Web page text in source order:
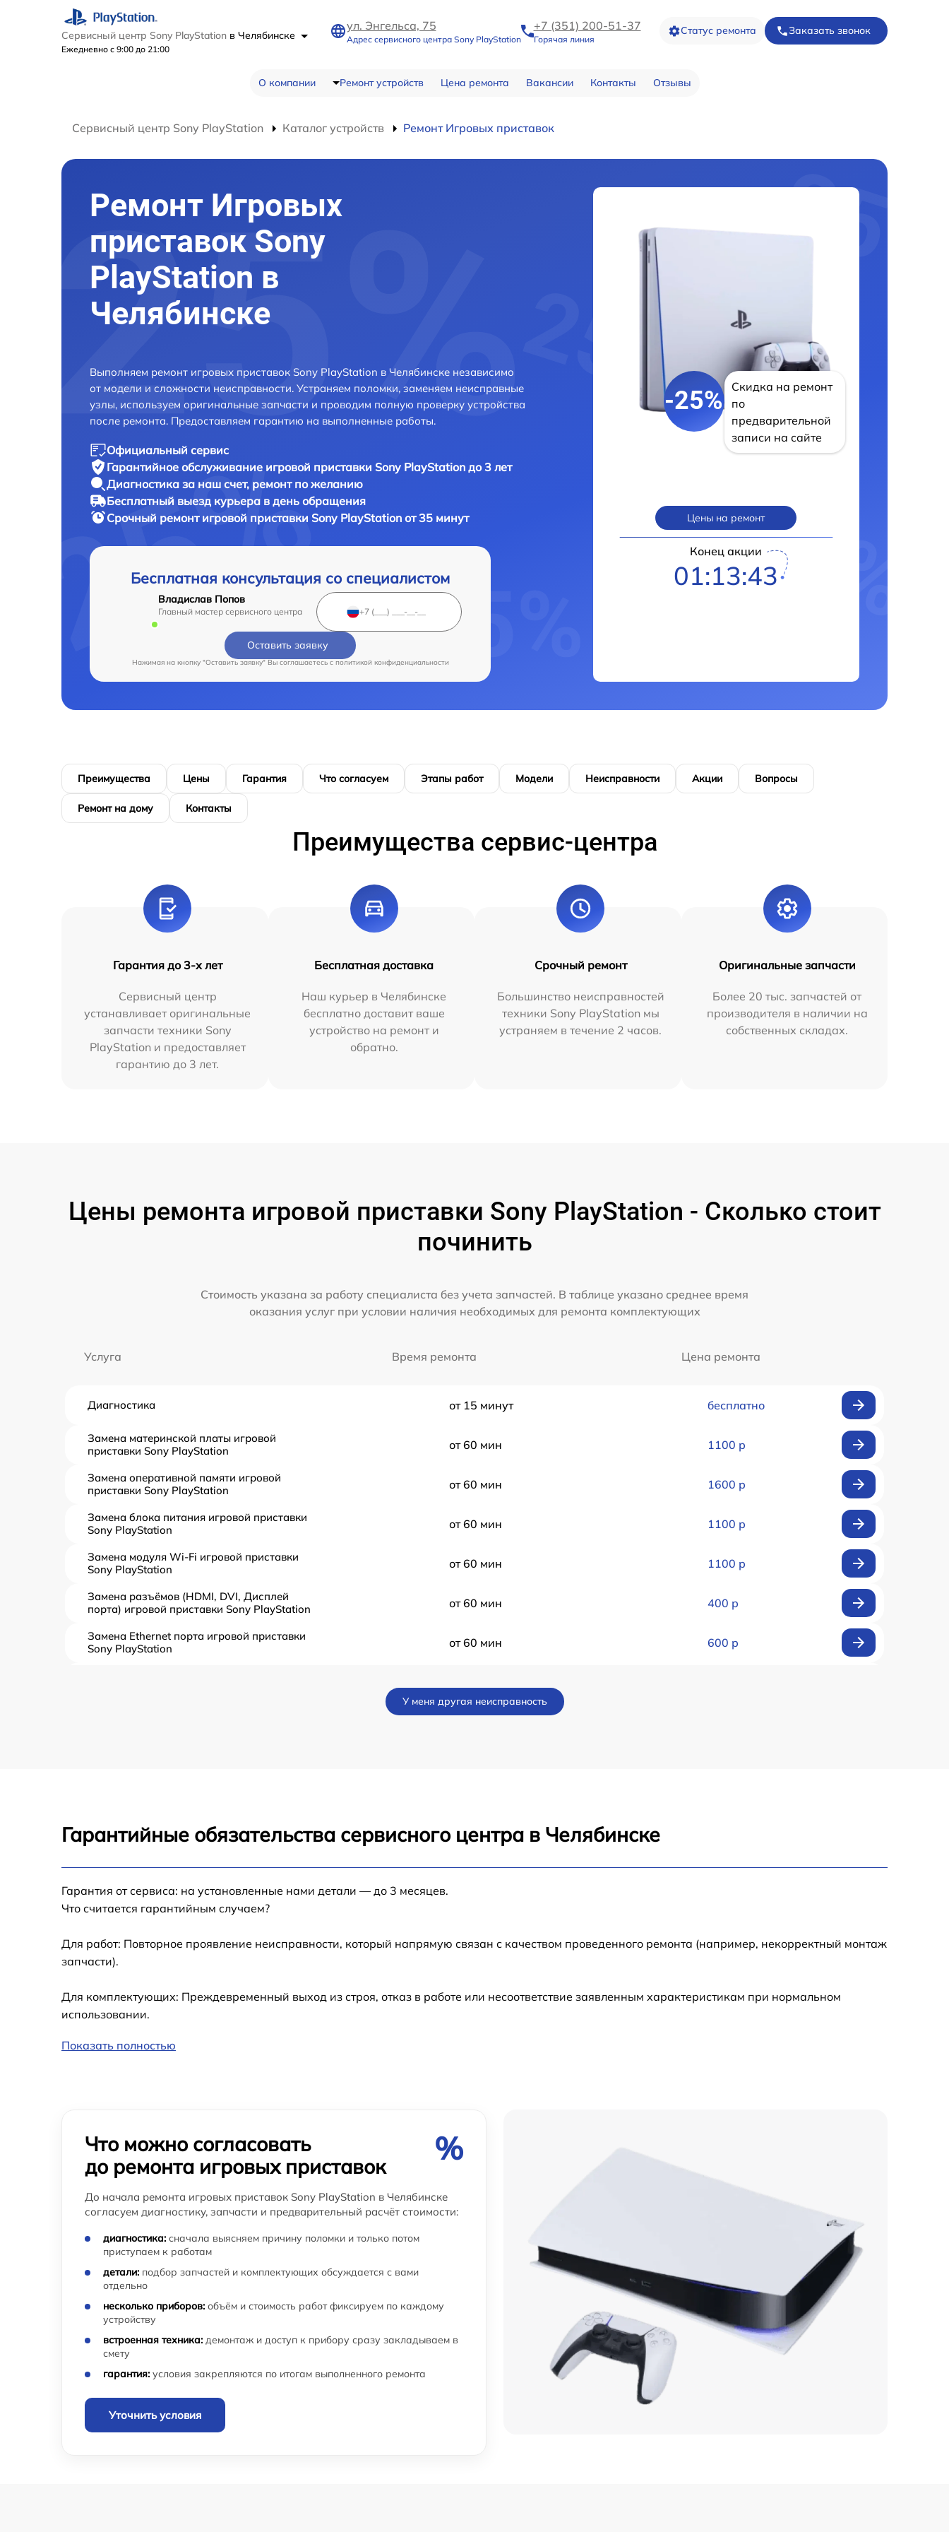
Сервисный центр Sony PlayStation в Челябинске
Ежедневно с 9:00 до 21:00
ул. Энгельса, 75
Адрес сервисного центра Sony PlayStation
+7 (351) 200-51-37
Горячая линия
Статус ремонта Заказать звонок
О компании Ремонт устройств Цена ремонта Вакансии Контакты Отзывы
Сервисный центр Sony PlayStation Каталог устройств Ремонт Игровых приставок
Ремонт Игровых
приставок Sony
PlayStation в
Челябинске
Выполняем ремонт игровых приставок Sony PlayStation в Челябинске независимо
от модели и сложности неисправности. Устраняем поломки, заменяем неисправные
узлы, используем оригинальные запчасти и проводим полную проверку устройства
после ремонта. Предоставляем гарантию на выполненные работы.
Официальный сервис
Гарантийное обслуживание игровой приставки Sony PlayStation до 3 лет
Диагностика за наш счет, ремонт по желанию
Бесплатный выезд курьера в день обращения
Срочный ремонт игровой приставки Sony PlayStation от 35 минут
Бесплатная консультация со специалистом
Владислав Попов
Главный мастер сервисного центра
Оставить заявку
Нажимая на кнопку "Оставить заявку" Вы соглашаетесь cполитикой конфиденциальности
-25%
Скидка на ремонт
по
предварительной
записи на сайте
Цены на ремонт
Конец акции
01:13:42
Преимущества Цены Гарантия Что согласуем Этапы работ Модели Неисправности Акции Вопросы
Ремонт на дому Контакты
Преимущества сервис-центра
Гарантия до 3-х лет
Сервисный центр
устанавливает оригинальные
запчасти техники Sony
PlayStation и предоставляет
гарантию до 3 лет.
Бесплатная доставка
Наш курьер в Челябинске
бесплатно доставит ваше
устройство на ремонт и
обратно.
Срочный ремонт
Большинство неисправностей
техники Sony PlayStation мы
устраняем в течение 2 часов.
Оригинальные запчасти
Более 20 тыс. запчастей от
производителя в наличии на
собственных складах.
Цены ремонта игровой приставки Sony PlayStation - Сколько стоит
починить
Стоимость указана за работу специалиста без учета запчастей. В таблице указано среднее время
оказания услуг при условии наличия необходимых для ремонта комплектующих
Услуга Время ремонта Цена ремонта
Диагностика от 15 минут бесплатно
Замена материнской платы игровой
приставки Sony PlayStation
от 60 мин 1100 р
Замена оперативной памяти игровой
приставки Sony PlayStation
от 60 мин 1600 р
Замена блока питания игровой приставки
Sony PlayStation
от 60 мин 1100 р
Замена модуля Wi-Fi игровой приставки
Sony PlayStation
от 60 мин 1100 р
Замена разъёмов (HDMI, DVI, Дисплей
порта) игровой приставки Sony PlayStation
от 60 мин 400 р
Замена Ethernet порта игровой приставки
Sony PlayStation
от 60 мин 600 р
Замена системы охлаждения игровой
приставки Sony PlayStation
от 60 мин
PlayStation
Замена SSD игровой приставки Sony
Замена Bluetooth игровой приставки Sony
PlayStation
Замена считывающей головки игровой
приставки Sony PlayStation
от 60 мин 950 р
Sony PlayStation
У меня другая неисправность
Гарантийные обязательства сервисного центра в Челябинске
Гарантия от сервиса: на установленные нами детали — до 3 месяцев.
Что считается гарантийным случаем?
Для работ: Повторное проявление неисправности, который напрямую связан с качеством проведенного ремонта (например, некорректный монтаж
запчасти).
Для комплектующих: Преждевременный выход из строя, отказ в работе или несоответствие заявленным характеристикам при нормальном
использовании.
Показать полностью
Что можно согласовать
до ремонта игровых приставок
%
До начала ремонта игровых приставок Sony PlayStation в Челябинске
согласуем диагностику, запчасти и предварительный расчёт стоимости:
диагностика: сначала выясняем причину поломки и только потом
приступаем к работам
детали: подбор запчастей и комплектующих обсуждается с вами
отдельно
несколько приборов: объём и стоимость работ фиксируем по каждому
устройству
встроенная техника: демонтаж и доступ к прибору сразу закладываем в
смету
гарантия: условия закрепляются по итогам выполненного ремонта
Уточнить условия